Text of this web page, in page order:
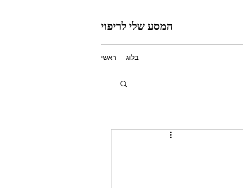
המסע שלי לריפוי
ראשי בלוג